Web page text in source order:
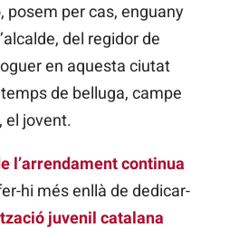
posem per cas, enguany
del regidor de
en aquesta ciutat
de belluga, campe
el jovent.
l’arrendament continua
hi més enllà de dedicar-
juvenil catalana